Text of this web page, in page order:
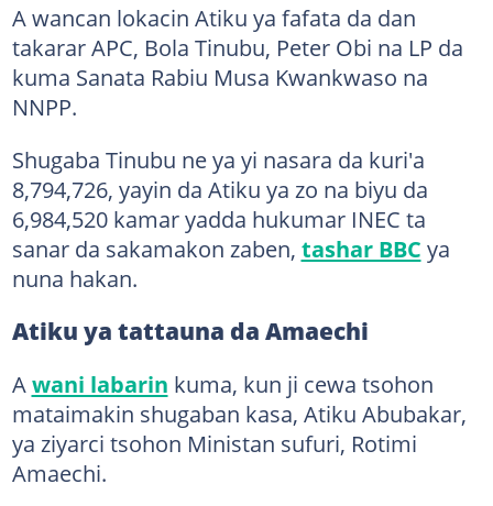
A wancan lokacin Atiku ya fafata da dan
takarar APC, Bola Tinubu, Peter Obi na LP da
kuma Sanata Rabiu Musa Kwankwaso na
NNPP.
Shugaba Tinubu ne ya yi nasara da kuri'a
8,794,726, yayin da Atiku ya zo na biyu da
6,984,520 kamar yadda hukumar INEC ta
sanar da sakamakon zaben, tashar BBC ya
nuna hakan.
Atiku ya tattauna da Amaechi
A wani labarin kuma, kun ji cewa tsohon
mataimakin shugaban kasa, Atiku Abubakar,
ya ziyarci tsohon Ministan sufuri, Rotimi
Amaechi.